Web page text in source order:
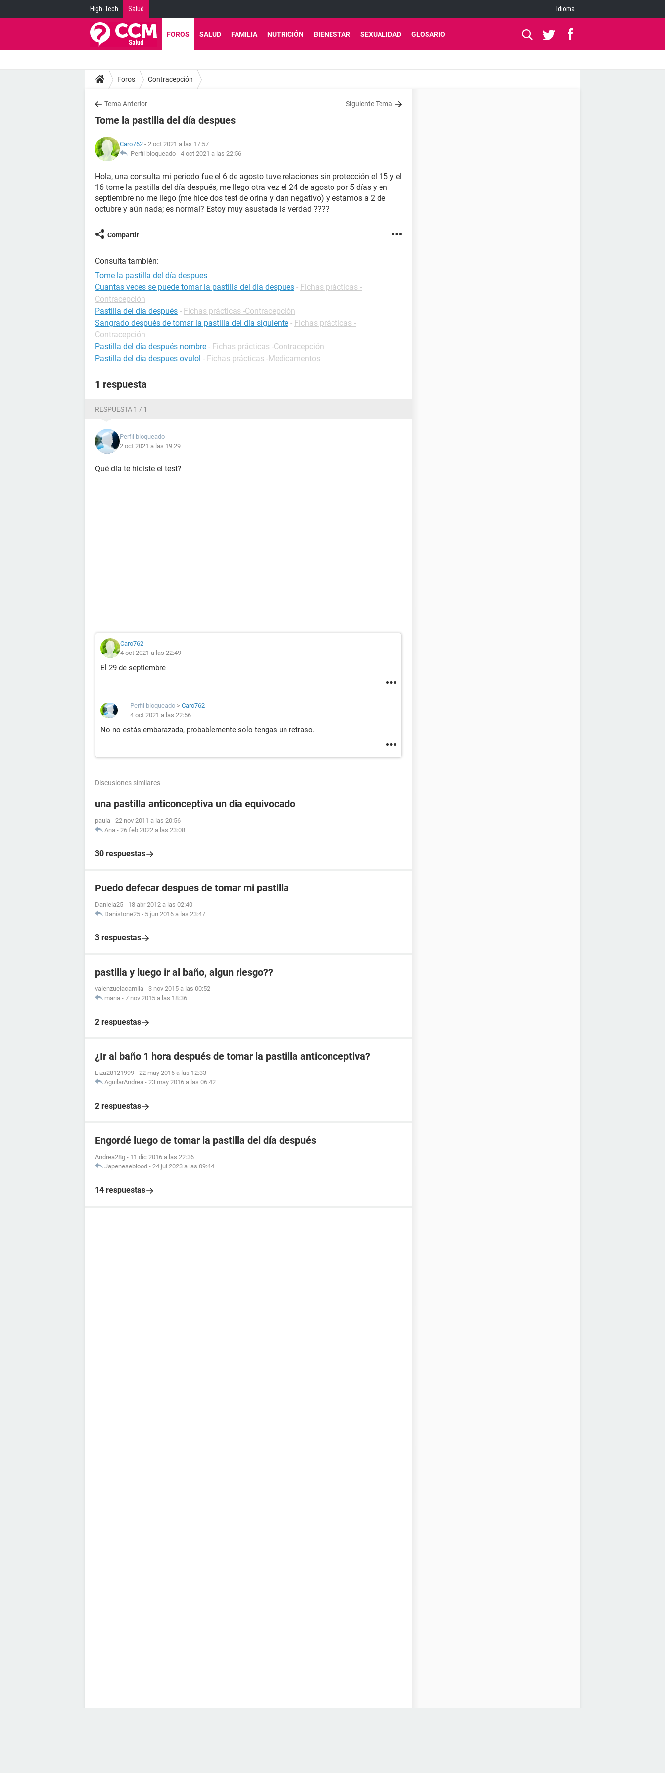
High-Tech Salud Idioma
FOROS SALUD FAMILIA NUTRICIÓN BIENESTAR SEXUALIDAD GLOSARIO
Foros Contracepción
Tema Anterior Siguiente Tema
Tome la pastilla del día despues
Caro762 - 2 oct 2021 a las 17:57
Perfil bloqueado - 4 oct 2021 a las 22:56
Hola, una consulta mi periodo fue el 6 de agosto tuve relaciones sin protección el 15 y el
16 tome la pastilla del día después, me llego otra vez el 24 de agosto por 5 días y en
septiembre no me llego (me hice dos test de orina y dan negativo) y estamos a 2 de
octubre y aún nada; es normal? Estoy muy asustada la verdad ????
Compartir
Consulta también:
Tome la pastilla del día despues
Cuantas veces se puede tomar la pastilla del dia despues - Fichas prácticas -
Contracepción
Pastilla del dia después - Fichas prácticas -Contracepción
Sangrado después de tomar la pastilla del día siguiente - Fichas prácticas -
Contracepción
Pastilla del día después nombre - Fichas prácticas -Contracepción
Pastilla del dia despues ovulol - Fichas prácticas -Medicamentos
1 respuesta
RESPUESTA 1 / 1
Perfil bloqueado
2 oct 2021 a las 19:29
Qué día te hiciste el test?
Caro762
4 oct 2021 a las 22:49
El 29 de septiembre
Perfil bloqueado > Caro762
4 oct 2021 a las 22:56
No no estás embarazada, probablemente solo tengas un retraso.
Discusiones similares
una pastilla anticonceptiva un dia equivocado
paula - 22 nov 2011 a las 20:56
Ana - 26 feb 2022 a las 23:08
30 respuestas
Puedo defecar despues de tomar mi pastilla
Daniela25 - 18 abr 2012 a las 02:40
Danistone25 - 5 jun 2016 a las 23:47
3 respuestas
pastilla y luego ir al baño, algun riesgo??
valenzuelacamila - 3 nov 2015 a las 00:52
maria - 7 nov 2015 a las 18:36
2 respuestas
¿Ir al baño 1 hora después de tomar la pastilla anticonceptiva?
Liza28121999 - 22 may 2016 a las 12:33
AguilarAndrea - 23 may 2016 a las 06:42
2 respuestas
Engordé luego de tomar la pastilla del día después
Andrea28g - 11 dic 2016 a las 22:36
Japeneseblood - 24 jul 2023 a las 09:44
14 respuestas